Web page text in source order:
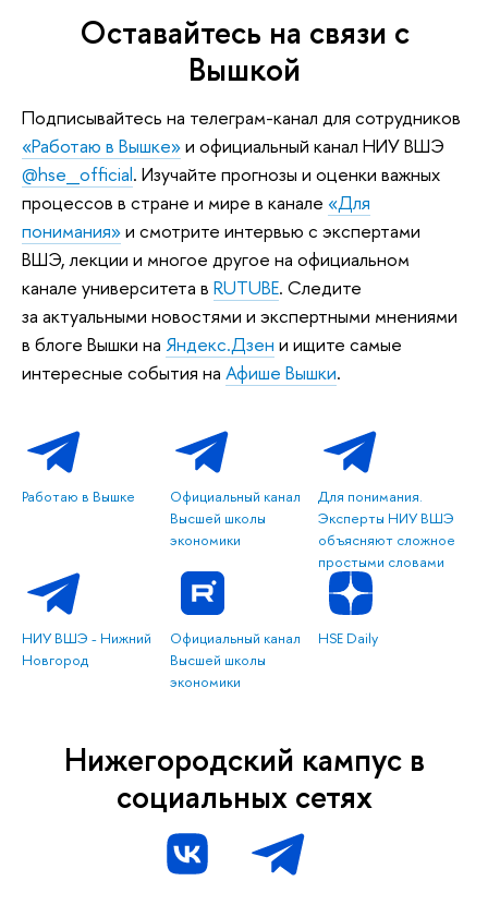
Оставайтесь на связи с
Вышкой
Подписывайтесь на телеграм-канал для сотрудников
«Работаю в Вышке»и официальный канал НИУ ВШЭ
@hse_official. Изучайте прогнозы и оценки важных
процессов в стране и мире в канале «Для
понимания»и смотрите интервью с экспертами
ВШЭ, лекции и многое другое на официальном
канале университета в RUTUBE. Следите
за актуальными новостями и экспертными мнениями
в блоге Вышки на Яндекс.Дзен и ищите самые
интересные события на Афише Вышки.
Работаю в Вышке
Официальный канал
Высшей школы
экономики
Для понимания.
Эксперты НИУ ВШЭ
объясняют сложное
простыми словами
НИУ ВШЭ - Нижний
Новгород
Официальный канал
Высшей школы
экономики
HSE Daily
Нижегородский кампус в
социальных сетях